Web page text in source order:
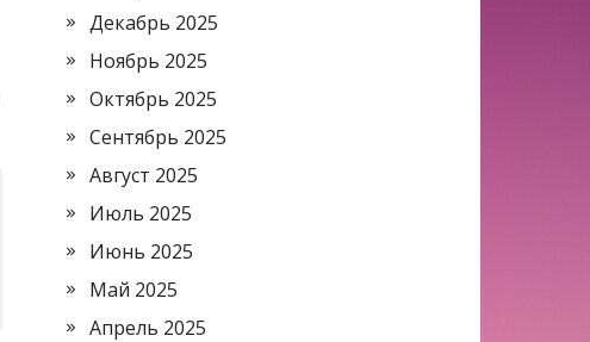
Декабрь 2025
Ноябрь 2025
Октябрь 2025
Сентябрь 2025
Август 2025
Июль 2025
Июнь 2025
Май 2025
Апрель 2025